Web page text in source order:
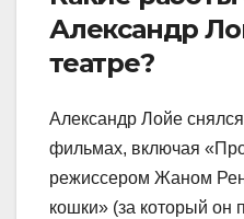
Александр
театре?
Александр Лойе
фильмах, включая
режиссером Жаном
кошки» (за который он